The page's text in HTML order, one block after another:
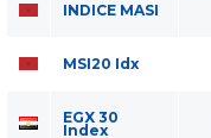
INDICE MASI
MSI20 Idx
EGX 30
Index